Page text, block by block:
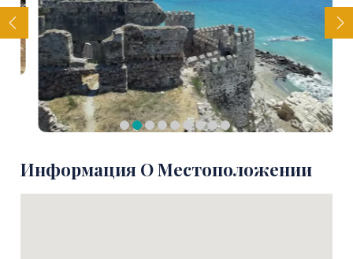
Информация О Местоположении